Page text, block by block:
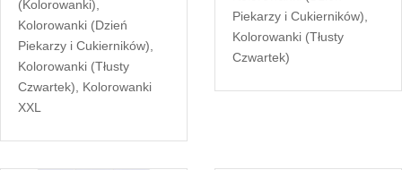
(Kolorowanki)
Kolorowanki (Dzień
Piekarzy i Cukierników)
Kolorowanki (Tłusty
Czwartek)
Kolorowanki
XXL
Piekarzy i Cukierników)
Kolorowanki (Tłusty
Czwartek)